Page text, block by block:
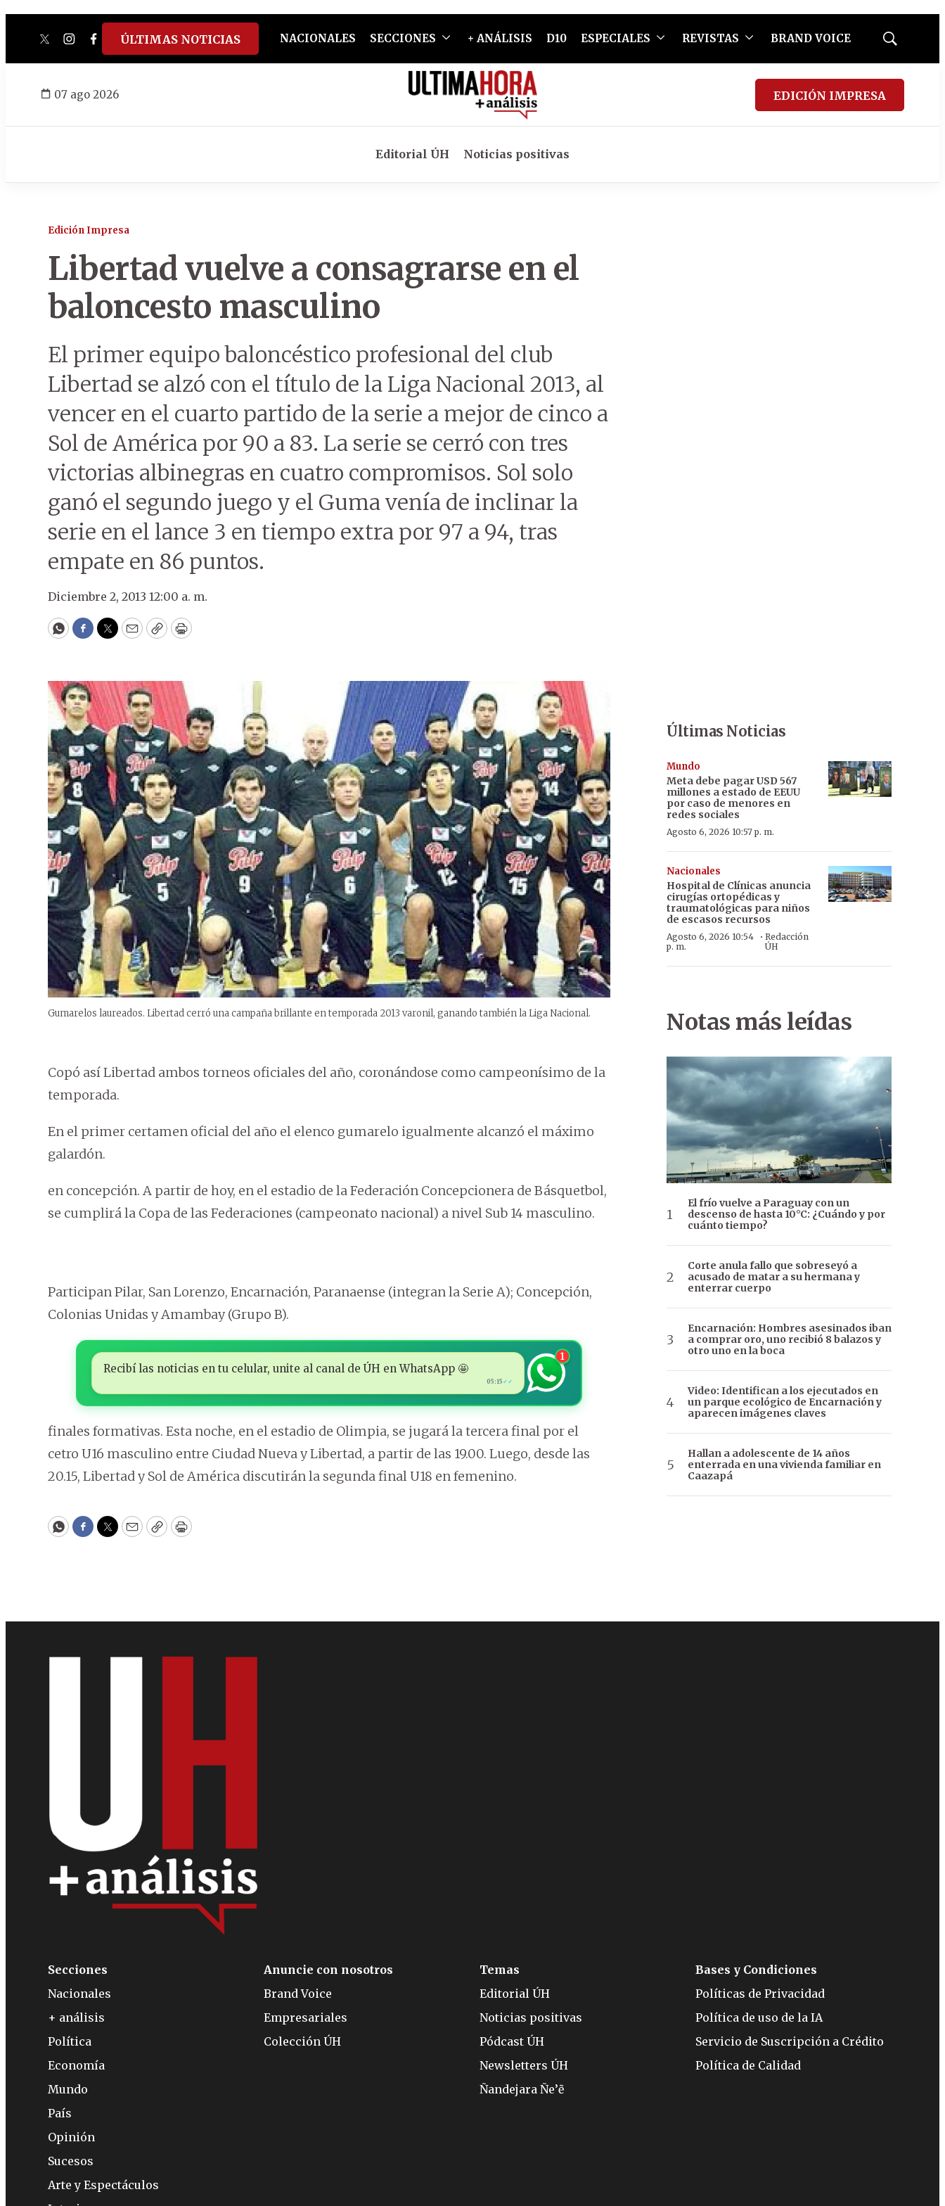
twitterinstagram
facebook
tiktokyoutube
spotify
ÚLTIMAS NOTICIAS NACIONALES SECCIONES + ANÁLISIS D10 ESPECIALES REVISTAS BRAND VOICE
Mostrar
07 ago 2026 EDICIÓN IMPRESA
Editorial ÚH Noticias positivas
Edición Impresa
Libertad vuelve a consagrarse en el
baloncesto masculino
El primer equipo baloncéstico profesional del club
Libertad se alzó con el título de la Liga Nacional 2013, al
vencer en el cuarto partido de la serie a mejor de cinco a
Sol de América por 90 a 83. La serie se cerró con tres
victorias albinegras en cuatro compromisos. Sol solo
ganó el segundo juego y el Guma venía de inclinar la
serie en el lance 3 en tiempo extra por 97 a 94, tras
empate en 86 puntos.
Diciembre 2, 2013 12:00 a. m.
WhatsApp
Facebook
Twitter
EmailCopyPrint
Gumarelos laureados. Libertad cerró una campaña brillante en temporada 2013 varonil, ganando también la Liga Nacional.
Copó así Libertad ambos torneos oficiales del año, coronándose como campeonísimo de la
temporada.
En el primer certamen oficial del año el elenco gumarelo igualmente alcanzó el máximo
galardón.
en concepción. A partir de hoy, en el estadio de la Federación Concepcionera de Básquetbol,
se cumplirá la Copa de las Federaciones (campeonato nacional) a nivel Sub 14 masculino.
Participan Pilar, San Lorenzo, Encarnación, Paranaense (integran la Serie A); Concepción,
Colonias Unidas y Amambay (Grupo B).
Recibí las noticias en tu celular, unite al canal de ÚH en WhatsApp 🤩
05:15 ✓✓
1
finales formativas. Esta noche, en el estadio de Olimpia, se jugará la tercera final por el
cetro U16 masculino entre Ciudad Nueva y Libertad, a partir de las 19.00. Luego, desde las
20.15, Libertad y Sol de América discutirán la segunda final U18 en femenino.
WhatsApp
Facebook
Twitter
EmailCopyPrint
Últimas Noticias
Mundo
Meta debe pagar USD 567
millones a estado de EEUU
por caso de menores en
redes sociales
Agosto 6, 2026 10:57 p. m.
Nacionales
Hospital de Clínicas anuncia
cirugías ortopédicas y
traumatológicas para niños
de escasos recursos
Agosto 6, 2026 10:54
p. m.
· Redacción
ÚH
Notas más leídas
El frío vuelve a Paraguay con un
descenso de hasta 10°C: ¿Cuándo y por
cuánto tiempo?
Corte anula fallo que sobreseyó a
acusado de matar a su hermana y
enterrar cuerpo
Encarnación: Hombres asesinados iban
a comprar oro, uno recibió 8 balazos y
otro uno en la boca
Video: Identifican a los ejecutados en
un parque ecológico de Encarnación y
aparecen imágenes claves
Hallan a adolescente de 14 años
enterrada en una vivienda familiar en
Caazapá
Secciones
Nacionales
+ análisis
Política
Economía
Mundo
País
Opinión
Sucesos
Arte y Espectáculos
Anuncie con nosotros
Brand Voice
Empresariales
Colección ÚH
Temas
Editorial ÚH
Noticias positivas
Pódcast ÚH
Newsletters ÚH
Ñandejara Ñe’ẽ
Bases y Condiciones
Políticas de Privacidad
Política de uso de la IA
Servicio de Suscripción a Crédito
Política de Calidad